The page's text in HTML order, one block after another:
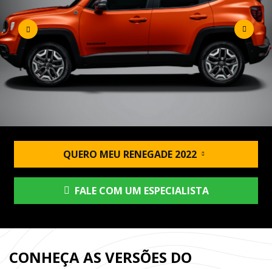
QUERO MEU RENEGADE 2022
FALE COM UM ESPECIALISTA
CONHEÇA AS VERSÕES DO